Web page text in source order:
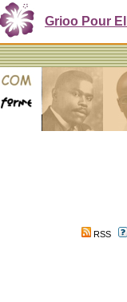
Grioo Pour
RSS